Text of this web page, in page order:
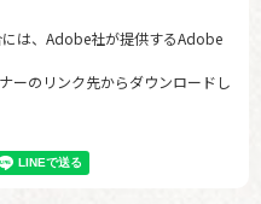
は、Adobe社が提供するAdobe
ーのリンク先からダウンロードし